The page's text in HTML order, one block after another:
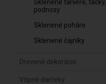
Sklenené taniere, tácky,
podnosy
Sklenené poháre
Sklenené čajníky
Drevené dekorácie
Vtipné darčeky